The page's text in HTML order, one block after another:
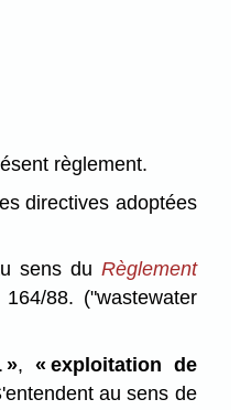
règlement.
directives adoptées
sens du Règlement
164/88. ("wastewater
», « exploitation de
au sens de